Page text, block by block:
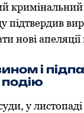
кримінальний
підтвердив
нові
і
у листопаді